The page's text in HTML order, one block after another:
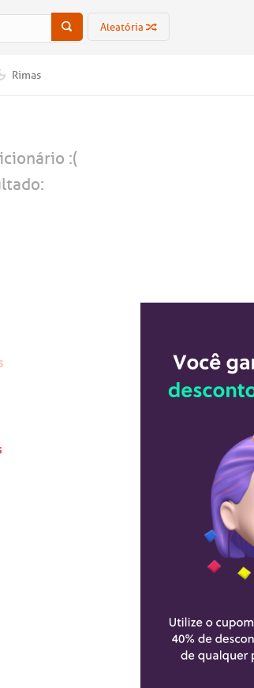
Aleatória
Rimas
:(